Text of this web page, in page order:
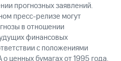
прогнозных заявлений.
пресс-релизе могут
в отношении
финансовых
с положениями